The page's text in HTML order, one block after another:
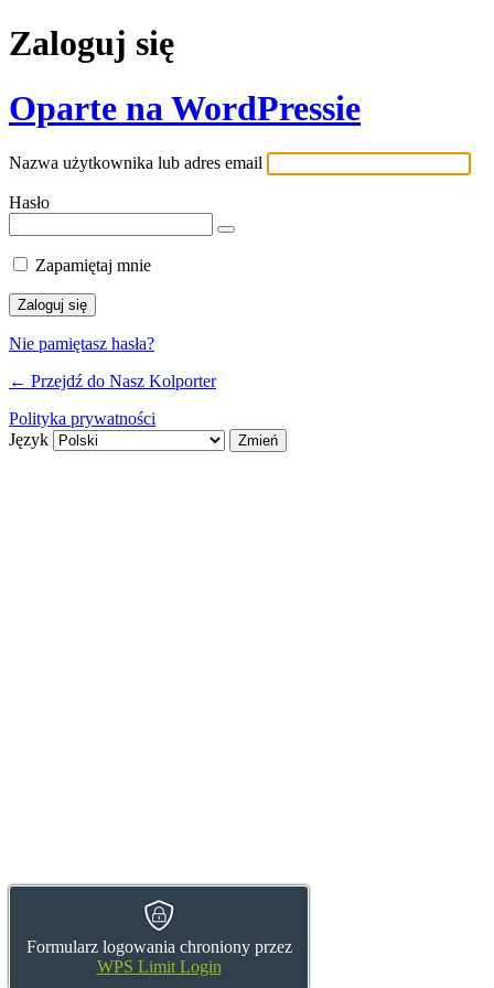
Zaloguj się
Oparte na WordPressie
Nazwa użytkownika lub adres email
Hasło
Formularz logowania chroniony przez
WPS Limit Login
Zapamiętaj mnie
Nie pamiętasz hasła?
← Przejdź do Nasz Kolporter
Polityka prywatności
Język